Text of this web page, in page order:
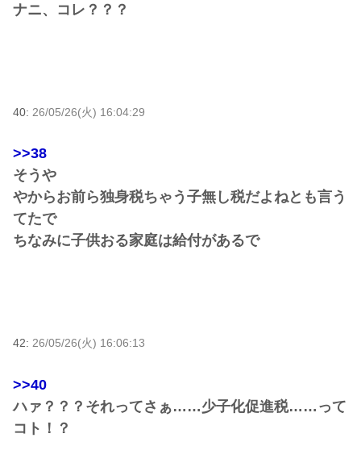
ナニ、コレ？？？
40: 26/05/26(火) 16:04:29
>>38
そうや
やからお前ら独身税ちゃう子無し税だよねとも言う
てたで
ちなみに子供おる家庭は給付があるで
42: 26/05/26(火) 16:06:13
>>40
ハァ？？？それってさぁ……少子化促進税……って
コト！？